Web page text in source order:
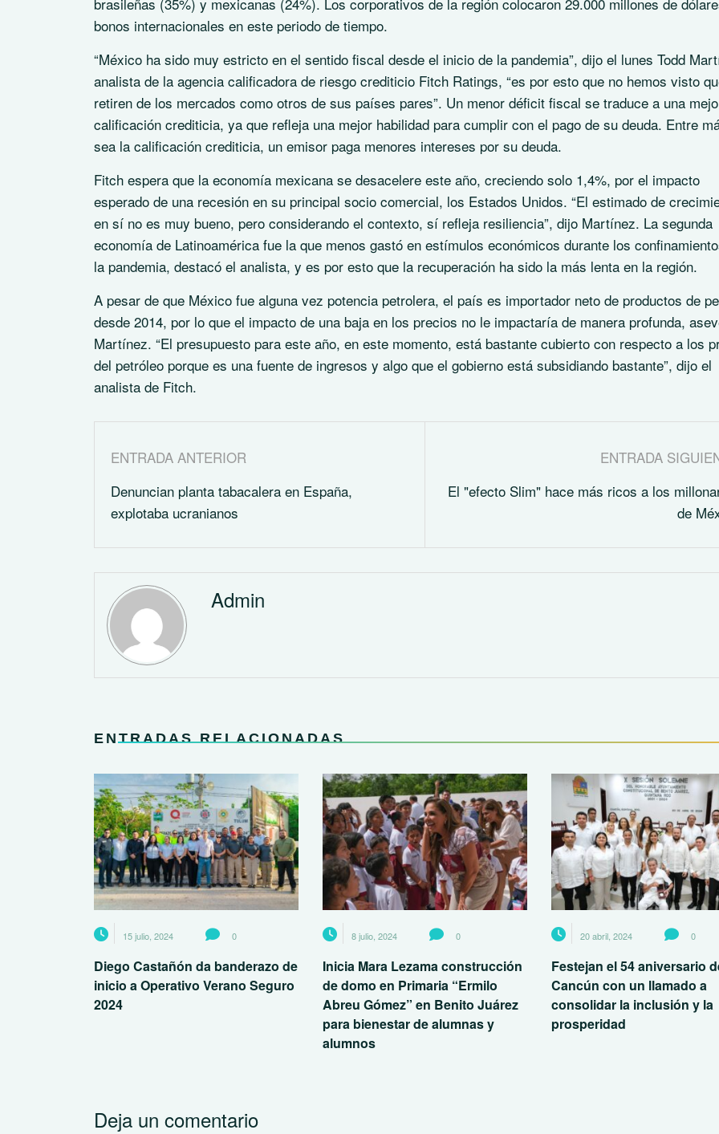
bonos internacionales en este periodo de tiempo.
“México ha sido muy estricto en el sentido fiscal desde el inicio de la pandemia”, dijo el lunes Todd
analista de la agencia calificadora de riesgo crediticio Fitch Ratings, “es por esto que no hemos visto
retiren de los mercados como otros de sus países pares”. Un menor déficit fiscal se traduce a una
calificación crediticia, ya que refleja una mejor habilidad para cumplir con el pago de su deuda. Entre
sea la calificación crediticia, un emisor paga menores intereses por su deuda.
Fitch espera que la economía mexicana se desacelere este año, creciendo solo 1,4%, por el impacto
esperado de una recesión en su principal socio comercial, los Estados Unidos. “El estimado de
en sí no es muy bueno, pero considerando el contexto, sí refleja resiliencia”, dijo Martínez. La segunda
economía de Latinoamérica fue la que menos gastó en estímulos económicos durante los
la pandemia, destacó el analista, y es por esto que la recuperación ha sido la más lenta en la región.
A pesar de que México fue alguna vez potencia petrolera, el país es importador neto de productos de
desde 2014, por lo que el impacto de una baja en los precios no le impactaría de manera profunda,
Martínez. “El presupuesto para este año, en este momento, está bastante cubierto con respecto a los
del petróleo porque es una fuente de ingresos y algo que el gobierno está subsidiando bastante”, dijo el
analista de Fitch.
ENTRADA ANTERIOR
Denuncian planta tabacalera en España,
explotaba ucranianos
ENTRADA
El "efecto Slim" hace más ricos a los
de
Admin
ENTRADAS RELACIONADAS
15 julio, 2024 0
Diego Castañón da banderazo de
inicio a Operativo Verano Seguro
2024
8 julio, 2024 0
Inicia Mara Lezama construcción
de domo en Primaria “Ermilo
Abreu Gómez” en Benito Juárez
para bienestar de alumnas y
alumnos
20 abril, 2024 0
Festejan el 54 aniversario
Cancún con un llamado a
consolidar la inclusión y la
prosperidad
Deja un comentario